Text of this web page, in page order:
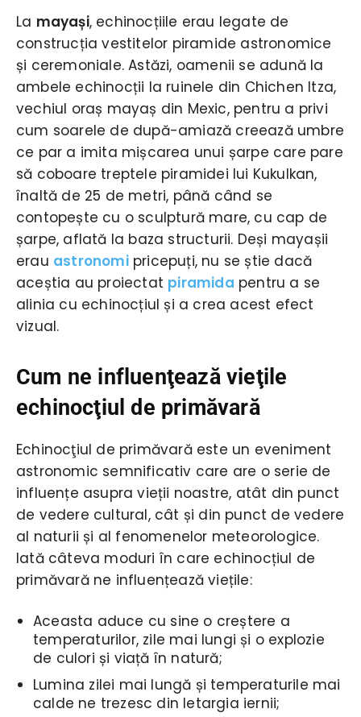
La mayași, echinocțiile erau legate de
construcția vestitelor piramide astronomice
și ceremoniale. Astăzi, oamenii se adună la
ambele echinocții la ruinele din Chichen Itza,
vechiul oraș mayaș din Mexic, pentru a privi
cum soarele de după-amiază creează umbre
ce par a imita mișcarea unui șarpe care pare
să coboare treptele piramidei lui Kukulkan,
înaltă de 25 de metri, până când se
contopește cu o sculptură mare, cu cap de
șarpe, aflată la baza structurii. Deși mayașii
erau astronomipricepuți, nu se știe dacă
aceștia au proiectat piramida pentru a se
alinia cu echinocțiul și a crea acest efect
vizual.
Cum ne influenţează vieţile
echinocţiul de primăvară
Echinocţiul de primăvară este un eveniment
astronomic semnificativ care are o serie de
influențe asupra vieții noastre, atât din punct
de vedere cultural, cât și din punct de vedere
al naturii și al fenomenelor meteorologice.
Iată câteva moduri în care echinocțiul de
primăvară ne influențează viețile:
Aceasta aduce cu sine o creștere a
temperaturilor, zile mai lungi și o explozie
de culori și viață în natură;
Lumina zilei mai lungă și temperaturile mai
calde ne trezesc din letargia iernii;